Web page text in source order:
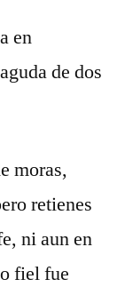
en
de dos
moras,
retienes
ni aun en
fiel fue